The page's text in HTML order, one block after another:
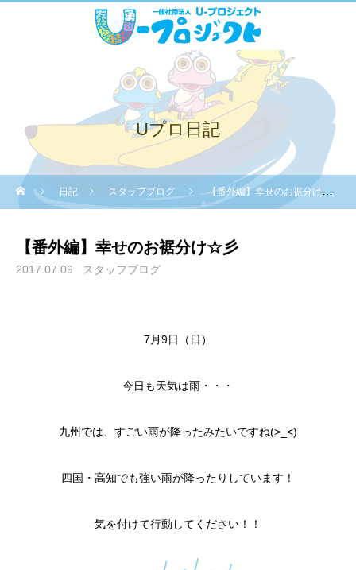
Uプロ日記
日記 スタッフブログ 【番外編】幸せのお裾分け☆彡
【番外編】幸せのお裾分け☆彡
2017.07.09 スタッフブログ
7月9日（日）
今日も天気は雨・・・
九州では、すごい雨が降ったみたいですね(>_<)
四国・高知でも強い雨が降ったりしています！
気を付けて行動してください！！